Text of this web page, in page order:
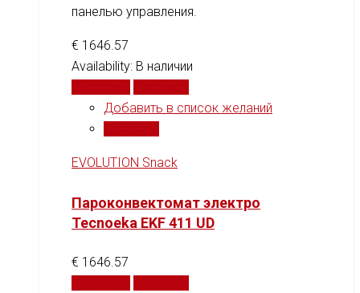
панелью управления.
€ 1646.57
Availability: В наличии
Добавить в список желаний
EVOLUTION Snack
Пароконвектомат электро
Tecnoeka EKF 411 UD
€ 1646.57